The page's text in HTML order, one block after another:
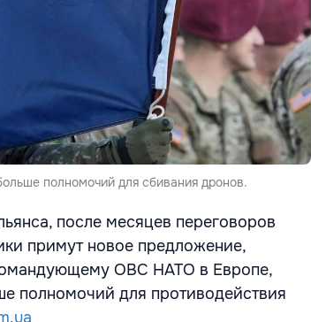
полномочий для сбивания дронов.
после месяцев переговоров
примут новое предложение,
ОВС НАТО в Европе,
полномочий для противодействия